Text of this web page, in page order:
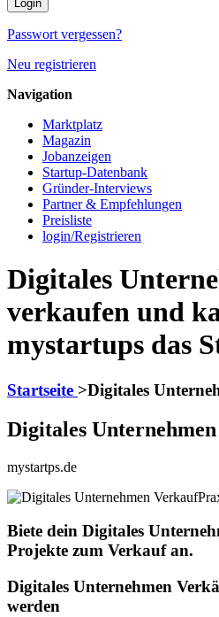
Passwort vergessen?
Neu registrieren
Navigation
Marktplatz
Magazin
Jobanzeigen
Startup-Datenbank
Gründer-Interviews
Partner & Empfehlungen
Preisliste
login/Registrieren
Digitales
verkaufen und
mystartups das
Startseite >Digitales
Digitales
mystartps.de
Biete dein Digitales
Projekte zum Verkauf an.
Digitales Unternehmen
werden